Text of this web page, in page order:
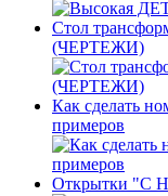
Стол
(ЧЕРТЕЖИ)
Как сделать
примеров
Открытки "С